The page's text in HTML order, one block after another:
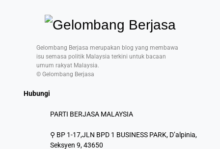
Gelombang Berjasa merupakan blog yang membawa
isu semasa politik Malaysia terkini untuk bacaan
umum rakyat Malaysia.
© Gelombang Berjasa
Hubungi
PARTI BERJASA MALAYSIA
⚲ BP 1-17,JLN BPD 1 BUSINESS PARK, D’alpinia,
Seksyen 9, 43650